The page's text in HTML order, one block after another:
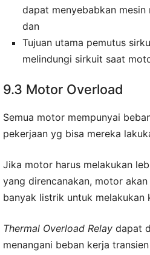
dapat menyebabkan mesin
dan
Tujuan utama pemutus
melindungi sirkuit saat
9.3 Motor Overload
Semua motor mempunyai
pekerjaan yg bisa mereka
Jika motor harus melakukan
yang direncanakan, motor
banyak listrik untuk melakukan
Thermal Overload Relay dapat
menangani beban kerja